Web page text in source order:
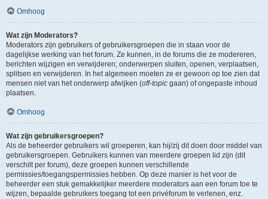
Omhoog
Wat zijn Moderators?
Moderators zijn gebruikers of gebruikersgroepen die in staan voor de
dagelijkse werking van het forum. Ze kunnen, in de forums die ze modereren,
berichten wijzigen en verwijderen; onderwerpen sluiten, openen, verplaatsen,
splitsen en verwijderen. In het algemeen moeten ze er gewoon op toe zien dat
mensen niet van het onderwerp afwijken (off-topic gaan) of ongepaste inhoud
plaatsen.
Omhoog
Wat zijn gebruikersgroepen?
Als de beheerder gebruikers wil groeperen, kan hij/zij dit doen door middel van
gebruikersgroepen. Gebruikers kunnen van meerdere groepen lid zijn (dit
verschilt per forum), deze groepen kunnen verschillende
permissies/toegangspermissies hebben. Op deze manier is het voor de
beheerder een stuk gemakkelijker meerdere moderators aan een forum toe te
wijzen, bepaalde gebruikers toegang tot een privéforum te verlenen, enz.